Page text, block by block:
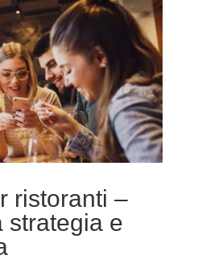
ristoranti –
strategia e